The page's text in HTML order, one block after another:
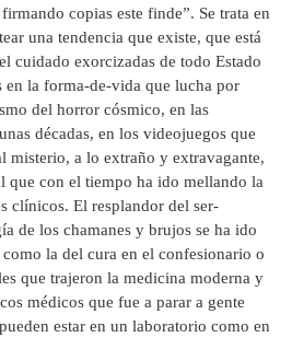
copias este finde”. Se trata en
una tendencia que existe, que está
cuidado exorcizadas de todo Estado
en la forma-de-vida que lucha por
del horror cósmico, en las
décadas, en los videojuegos que
misterio, a lo extraño y extravagante,
que con el tiempo ha ido mellando la
clínicos. El resplandor del ser-
de los chamanes y brujos se ha ido
la del cura en el confesionario o
que trajeron la medicina moderna y
médicos que fue a parar a gente
estar en un laboratorio como en